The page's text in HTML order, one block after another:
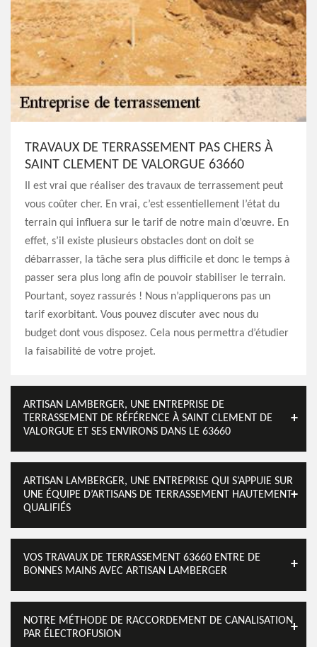
TRAVAUX DE TERRASSEMENT PAS CHERS À
SAINT CLEMENT DE VALORGUE 63660
Il est vrai que réaliser des travaux de terrassement peut
vous coûter cher. En vrai, c’est essentiellement l’état du
terrain qui influera sur le tarif de notre main d’œuvre. En
effet, s’il existe plusieurs obstacles dont on doit se
débarrasser, la tâche sera plus difficile et donc le temps à
passer sera plus long afin de pouvoir stabiliser le terrain.
Pourtant, soyez rassurés ! Nous n’appliquerons pas un
tarif exorbitant. Vous pouvez discuter avec nous du
budget dont vous disposez. Cela nous permettra d’étudier
la faisabilité de votre projet.
ARTISAN LAMBERGER, UNE ENTREPRISE DE
TERRASSEMENT DE RÉFÉRENCE À SAINT CLEMENT DE
VALORGUE ET SES ENVIRONS DANS LE 63660
ARTISAN LAMBERGER, UNE ENTREPRISE QUI S’APPUIE SUR
UNE ÉQUIPE D’ARTISANS DE TERRASSEMENT HAUTEMENT
QUALIFIÉS
VOS TRAVAUX DE TERRASSEMENT 63660 ENTRE DE
BONNES MAINS AVEC ARTISAN LAMBERGER
NOTRE MÉTHODE DE RACCORDEMENT DE CANALISATION
PAR ÉLECTROFUSION